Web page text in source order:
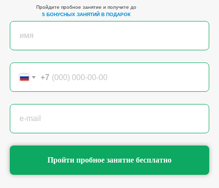
Пройдите пробное занятие и получите до
5 БОНУСНЫХ ЗАНЯТИЙ В ПОДАРОК
имя
+7
e-mail
Пройти пробное занятие бесплатно